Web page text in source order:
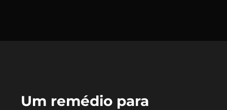
Um remédio para